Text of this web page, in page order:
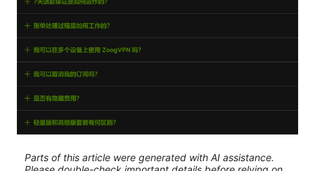
Parts of this article were generated with AI assistance.